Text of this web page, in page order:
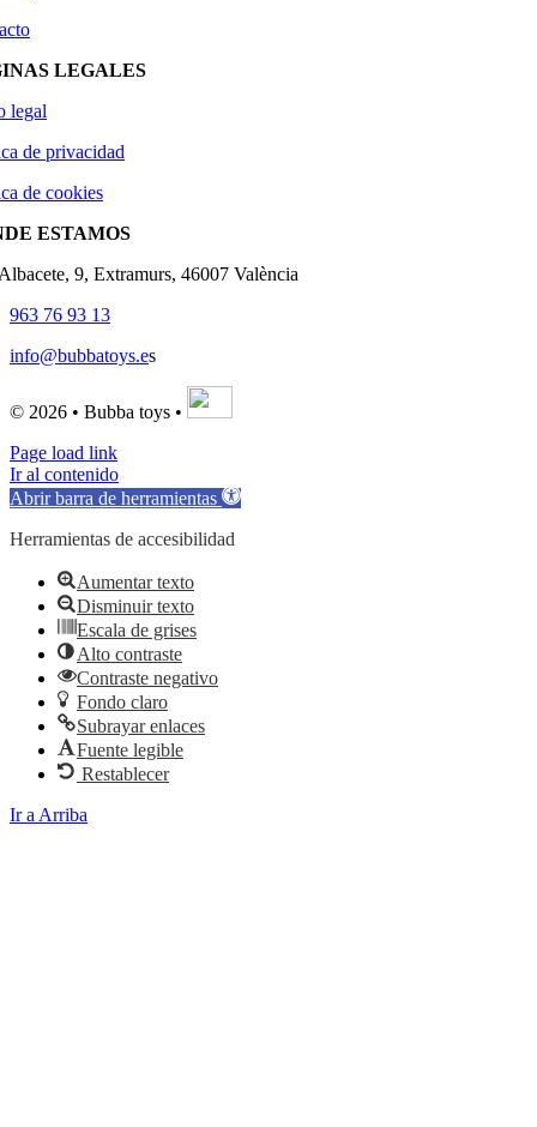
LEGALES
legal
de privacidad
de cookies
ESTAMOS
9, Extramurs, 46007 València
963 76 93 13
info@bubbatoys.es
© 2026 • Bubba toys •
Page load link
Ir al contenido
Abrir barra de herramientas
Herramientas de accesibilidad
Aumentar texto
Disminuir texto
Escala de grises
Alto contraste
Contraste negativo
Fondo claro
Subrayar enlaces
Fuente legible
Restablecer
Ir a Arriba